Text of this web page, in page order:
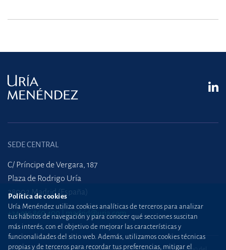
SEDE CENTRAL
C/ Príncipe de Vergara, 187
Plaza de Rodrigo Uría
28002 Madrid (España)
+34 915 860 400 madrid@uria.com
Política de cookies
Uría Menéndez utiliza cookies analíticas de terceros para analizar
tus hábitos de navegación y para conocer qué secciones suscitan
más interés, con el objetivo de mejorar las características y
funcionalidades del sitio web. Además, utilizamos cookies técnicas
propias y de terceros para recordar tus preferencias, mitigar el